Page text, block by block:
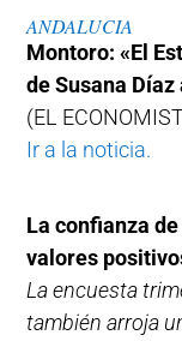
ANDALUCIA
Montoro: «El
de Susana
(EL
Ir a la noticia.
La confianza
valores
La encuesta
también arroja